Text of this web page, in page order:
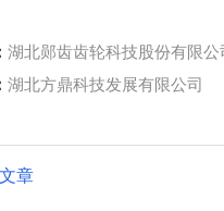
湖北郧齿齿轮科技股份有限公
湖北方鼎科技发展有限公司
章